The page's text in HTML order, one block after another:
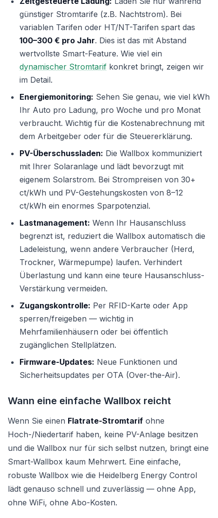
günstiger Stromtarife (z.B. Nachtstrom). Bei
variablen Tarifen oder HT/NT-Tarifen spart das
100–300 € pro Jahr. Dies ist das mit Abstand
wertvollste Smart-Feature. Wie viel ein
dynamischer Stromtarif konkret bringt, zeigen wir
im Detail.
Energiemonitoring: Sehen Sie genau, wie viel kWh
Ihr Auto pro Ladung, pro Woche und pro Monat
verbraucht. Wichtig für die Kostenabrechnung mit
dem Arbeitgeber oder für die Steuererklärung.
PV-Überschussladen: Die Wallbox kommuniziert
mit Ihrer Solaranlage und lädt bevorzugt mit
eigenem Solarstrom. Bei Strompreisen von 30+
ct/kWh und PV-Gestehungskosten von 8–12
ct/kWh ein enormes Sparpotenzial.
Lastmanagement: Wenn Ihr Hausanschluss
begrenzt ist, reduziert die Wallbox automatisch die
Ladeleistung, wenn andere Verbraucher (Herd,
Trockner, Wärmepumpe) laufen. Verhindert
Überlastung und kann eine teure Hausanschluss-
Verstärkung vermeiden.
Zugangskontrolle: Per RFID-Karte oder App
sperren/freigeben — wichtig in
Mehrfamilienhäusern oder bei öffentlich
zugänglichen Stellplätzen.
Firmware-Updates: Neue Funktionen und
Sicherheitsupdates per OTA (Over-the-Air).
Wann eine einfache Wallbox reicht
Wenn Sie einen Flatrate-Stromtarif ohne
Hoch-/Niedertarif haben, keine PV-Anlage besitzen
und die Wallbox nur für sich selbst nutzen, bringt eine
Smart-Wallbox kaum Mehrwert. Eine einfache,
robuste Wallbox wie die Heidelberg Energy Control
lädt genauso schnell und zuverlässig — ohne App,
ohne WiFi, ohne Abo-Kosten.